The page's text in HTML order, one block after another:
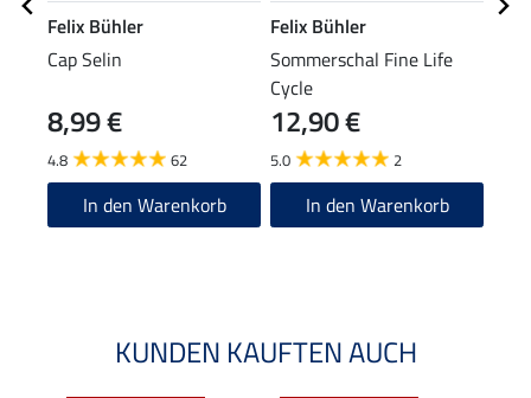
Felix Bühler
Cap Selin
8,99 €
4.8 62
In den Warenkorb
Felix Bühler
Sommerschal Fine Life
Cycle
12,90 €
5.0 2
In den Warenkorb
KUNDEN KAUFTEN AUCH